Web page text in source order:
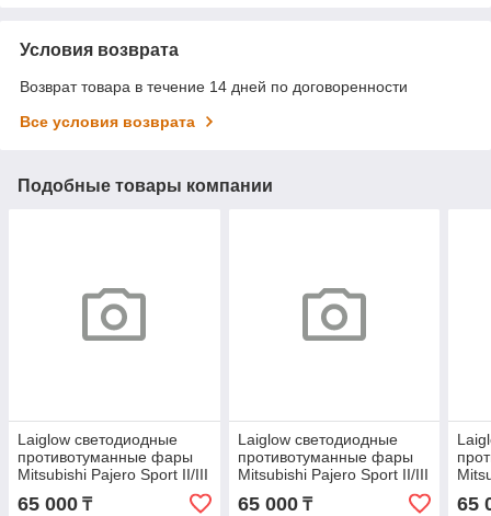
Условия возврата
Возврат товара в течение 14 дней по договоренности
Все условия возврата
Подобные товары компании
Laiglow светодиодные
противотуманные фары
Mitsubishi Pajero Sport II/III
65 000 ₸
Laiglow светодиодные
противотуманные фары
Mitsubishi Pajero Sport II/III
65 000₸ 65